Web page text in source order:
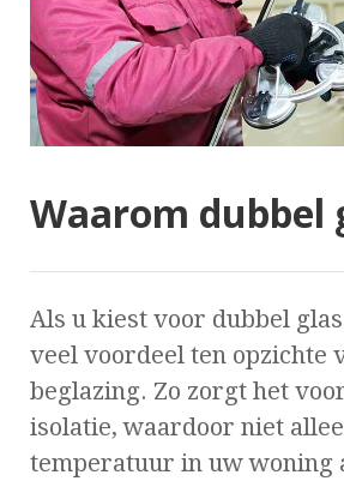
Waarom dubbel
Als u kiest voor dubbel
veel voordeel ten opzichte
beglazing. Zo zorgt het
isolatie, waardoor niet
temperatuur in uw woning